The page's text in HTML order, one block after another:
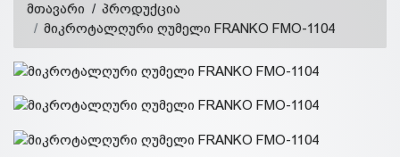
მთავარი
პროდუქცია
მიკროტალღური ღუმელი FRANKO FMO-1104